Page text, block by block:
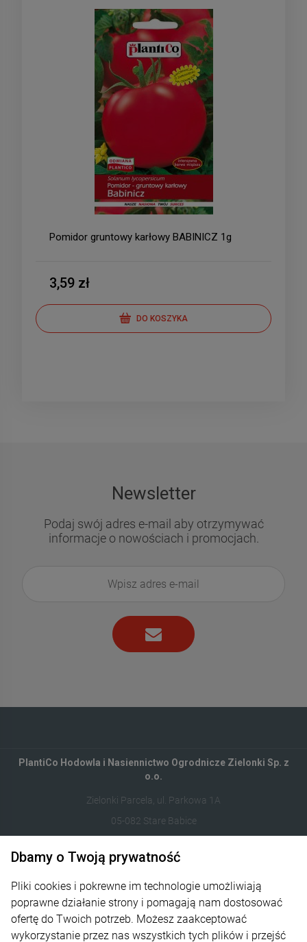
Pomidor gruntowy karłowy BABINICZ 1g
3,59 zł
DO KOSZYKA
Newsletter
Podaj swój adres e-mail aby otrzymywać
informacje o nowościach i promocjach.
PlantiCo Hodowla i Nasiennictwo Ogrodnicze Zielonki Sp. z
o.o.
Zielonki Parcela, ul. Parkowa 1A
05-082 Stare Babice
122821412
Informacje
Dbamy o Twoją prywatność
Pliki cookies i pokrewne im technologie umożliwiają
poprawne działanie strony i pomagają nam dostosować
ofertę do Twoich potrzeb. Możesz zaakceptować
wykorzystanie przez nas wszystkich tych plików i przejść